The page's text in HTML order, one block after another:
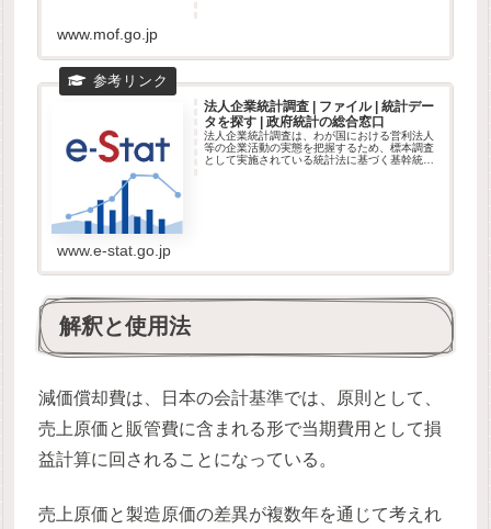
www.mof.go.jp
法人企業統計調査 | ファイル | 統計デー
タを探す | 政府統計の総合窓口
法人企業統計調査は、わが国における営利法人
等の企業活動の実態を把握するため、標本調査
として実施されている統計法に基づく基幹統計
www.e-stat.go.jp
解釈と使用法
減価償却費は、日本の会計基準では、原則として、
売上原価と販管費に含まれる形で当期費用として損
益計算に回されることになっている。
売上原価と製造原価の差異が複数年を通じて考えれ